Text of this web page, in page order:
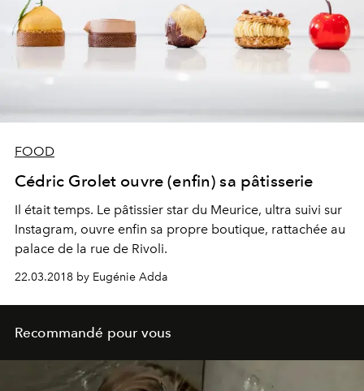
FOOD
Cédric Grolet ouvre (enfin) sa pâtisserie
Il était temps. Le pâtissier star du Meurice, ultra suivi sur
Instagram, ouvre enfin sa propre boutique, rattachée au
palace de la rue de Rivoli.
22.03.2018 by Eugénie Adda
Recommandé pour vous